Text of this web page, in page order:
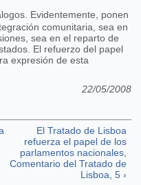
Evidentemente, ponen
comunitaria, sea en
sea en el reparto de
El refuerzo del papel
expresión de esta
22/05/2008
El Tratado de Lisboa
refuerza el papel de los
parlamentos nacionales,
Comentario del Tratado de
Lisboa, 5 ›